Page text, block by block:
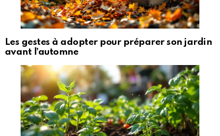
Les gestes à adopter pour préparer son jardin
avant l’automne